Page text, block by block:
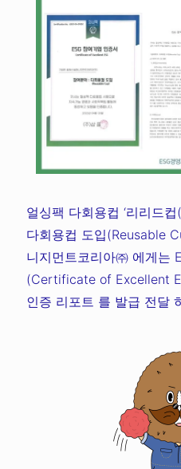
얼싱팩 다회용컵 ‘리리드
다회용컵 도입(Reusable
니지먼트코리아㈜ 에게는
(Certificate of Excellent
인증 리포트 를 발급 전달